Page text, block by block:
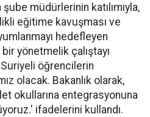
müdürlerinin katılımıyla,
eğitime kavuşması ve
hedefleyen
yönetmelik çalıştayı
öğrencilerin
olacak. Bakanlık olarak,
okullarına entegrasyonuna
ifadelerini kullandı.